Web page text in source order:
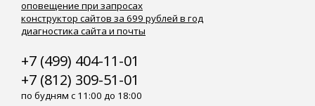
оповещение при запросах
конструктор сайтов за 699 рублей в год
диагностика сайта и почты
+7 (499) 404-11-01
+7 (812) 309-51-01
по будням с 11:00 до 18:00